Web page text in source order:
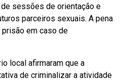
sessões de orientação e
parceiros sexuais. A pena
prisão em caso de
local afirmaram que a
de criminalizar a atividade